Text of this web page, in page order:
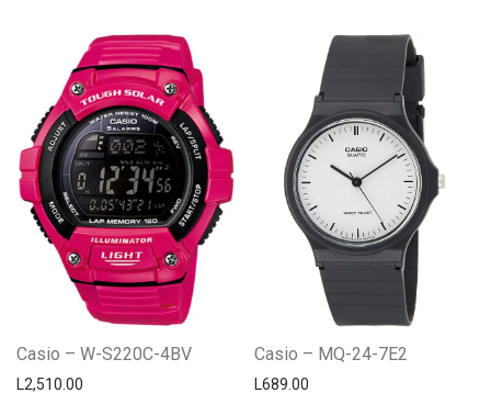
Casio – W-S220C-4BV
L2,510.00
Casio – MQ-24-7E2
L689.00